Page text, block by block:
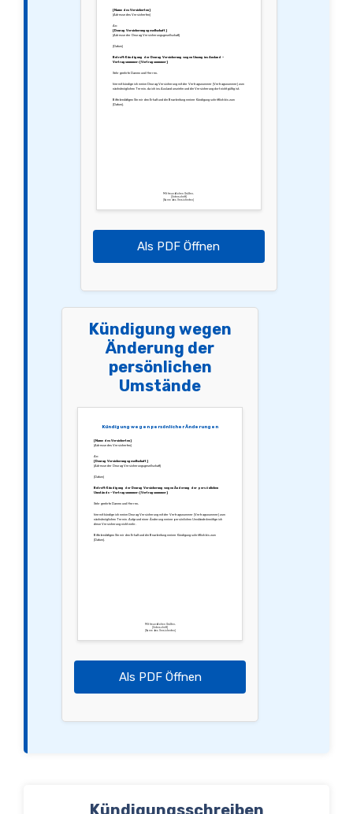
[Name des Versicherten]
[Adresse des Versicherten]
An:
[Deurag Versicherungsgesellschaft]
[Adresse der Deurag Versicherungsgesellschaft]
[Datum]
Betreff: Kündigung der Deurag Versicherung wegen Umzug ins Ausland –
Vertragsnummer: [Vertragsnummer]
Sehr geehrte Damen und Herren,
hiermit kündige ich meine Deurag Versicherung mit der Vertragsnummer [Vertragsnummer] zum
nächstmöglichen Termin, da ich ins Ausland umziehe und die Versicherung dort nicht gültig ist.
Bitte bestätigen Sie mir den Erhalt und die Bearbeitung meiner Kündigung schriftlich bis zum
[Datum].
Mit freundlichen Grüßen,
[Unterschrift]
[Name des Versicherten]
Als PDF Öffnen
Kündigung wegen
Änderung der
persönlichen
Umstände
Kündigung wegen persönlicher Änderungen
[Name des Versicherten]
[Adresse des Versicherten]
An:
[Deurag Versicherungsgesellschaft]
[Adresse der Deurag Versicherungsgesellschaft]
[Datum]
Betreff: Kündigung der Deurag Versicherung wegen Änderung der persönlichen
Umstände – Vertragsnummer: [Vertragsnummer]
Sehr geehrte Damen und Herren,
hiermit kündige ich meine Deurag Versicherung mit der Vertragsnummer [Vertragsnummer] zum
nächstmöglichen Termin. Aufgrund einer Änderung meiner persönlichen Umstände benötige ich
diese Versicherung nicht mehr.
Bitte bestätigen Sie mir den Erhalt und die Bearbeitung meiner Kündigung schriftlich bis zum
[Datum].
Mit freundlichen Grüßen,
[Unterschrift]
[Name des Versicherten]
Als PDF Öffnen
Kündigungsschreiben